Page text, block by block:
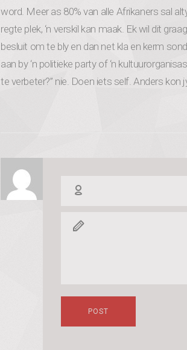
word. Meer as 80% van alle Afrikaners sal
regte plek, ‘n verskil kan maak. Ek wil dit
besluit om te bly en dan net kla en kerm
aan by ‘n politieke party of ‘n
te verbeter?” nie. Doen iets self. Anders kon